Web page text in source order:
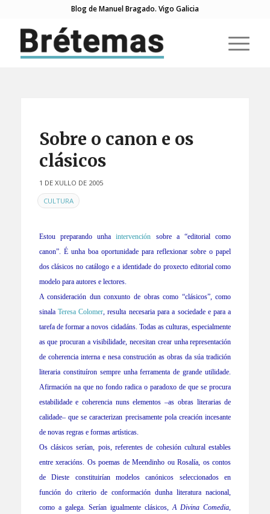
Blog de Manuel Bragado. Vigo Galicia
Sobre o canon e os
clásicos
1 DE XULLO DE 2005
EN CULTURA
Estou preparando unhaintervención sobre a “editorial como
canon”. É unha boa oportunidade para reflexionar sobre o papel
dos clásicos no catálogo e a identidade do proxecto editorial como
modelo para autores e lectores.
A consideración dun conxunto de obras como “clásicos”, como
sinala Teresa Colomer , resulta necesaria para a sociedade e para a
tarefa de formar a novos cidadáns. Todas as culturas, especialmente
as que procuran a visibilidade, necesitan crear unha representación
de coherencia interna e nesa construción as obras da súa tradición
literaria constituíron sempre unha ferramenta de grande utilidade.
Afirmación na que no fondo radica o paradoxo de que se procura
estabilidade e coherencia nuns elementos –as obras literarias de
calidade– que se caracterizan precisamente pola creación incesante
de novas regras e formas artísticas.
Os clásicos serían, pois, referentes de cohesión cultural estables
entre xeracións. Os poemas de Meendinho ou Rosalía, os contos
de Dieste constituirían modelos canónicos seleccionados en
función do criterio de conformación dunha literatura nacional,
como a galega. Serían igualmente clásicos,A Divina Comedia